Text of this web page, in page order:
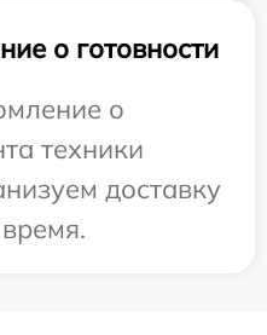
о готовности
о
техники
доставку